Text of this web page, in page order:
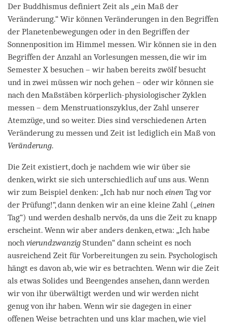
Der Buddhismus definiert Zeit als „ein Maß der
Veränderung.“ Wir können Veränderungen in den Begriffen
der Planetenbewegungen oder in den Begriffen der
Sonnenposition im Himmel messen. Wir können sie in den
Begriffen der Anzahl an Vorlesungen messen, die wir im
Semester X besuchen – wir haben bereits zwölf besucht
und in zwei müssen wir noch gehen – oder wir können sie
nach den Maßstäben körperlich-physiologischer Zyklen
messen – dem Menstruationszyklus, der Zahl unserer
Atemzüge, und so weiter. Dies sind verschiedenen Arten
Veränderung zu messen und Zeit ist lediglich ein Maß von
Veränderung.
Die Zeit existiert, doch je nachdem wie wir über sie
denken, wirkt sie sich unterschiedlich auf uns aus. Wenn
wir zum Beispiel denken: „Ich hab nur noch einen Tag vor
der Prüfung!“, dann denken wir an eine kleine Zahl („einen
Tag“) und werden deshalb nervös, da uns die Zeit zu knapp
erscheint. Wenn wir aber anders denken, etwa: „Ich habe
noch vierundzwanzig Stunden“ dann scheint es noch
ausreichend Zeit für Vorbereitungen zu sein. Psychologisch
hängt es davon ab, wie wir es betrachten. Wenn wir die Zeit
als etwas Solides und Beengendes ansehen, dann werden
wir von ihr überwältigt werden und wir werden nicht
genug von ihr haben. Wenn wir sie dagegen in einer
offenen Weise betrachten und uns klar machen, wie viel